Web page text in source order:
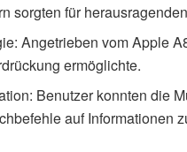
sorgten für
Angetrieben vom Apple
ermöglichte.
Benutzer konnten die
auf Informationen